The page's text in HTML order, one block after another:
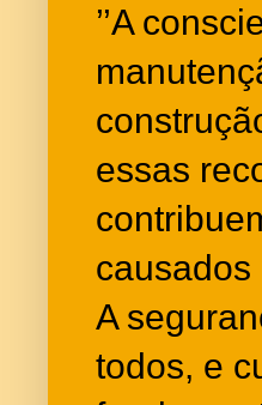
’’A
essas
A
todos, e